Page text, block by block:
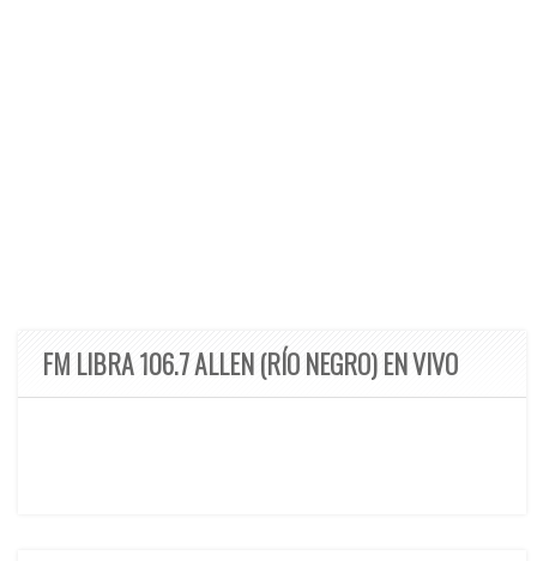
FM LIBRA 106.7 ALLEN (RÍO NEGRO) EN VIVO